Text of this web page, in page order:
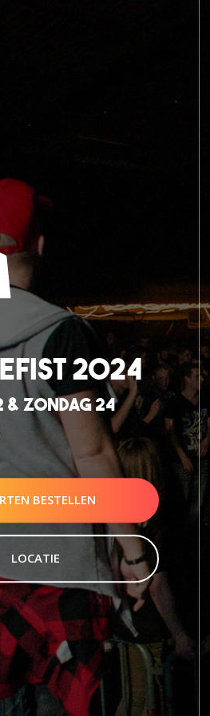
2024
& ZONDAG 24
BESTELLEN
LOCATIE